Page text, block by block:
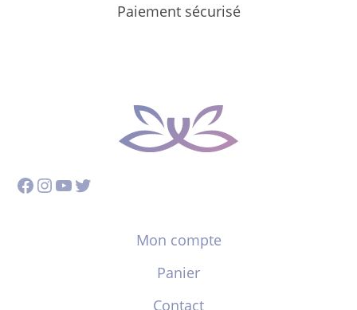
Paiement sécurisé
Facebook
Instagram
YouTube
Twitter
Mon compte
Panier
Contact